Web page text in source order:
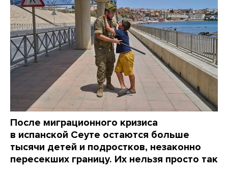
После миграционного кризиса
в испанской Сеуте остаются больше
тысячи детей и подростков, незаконно
пересекших границу. Их нельзя просто так